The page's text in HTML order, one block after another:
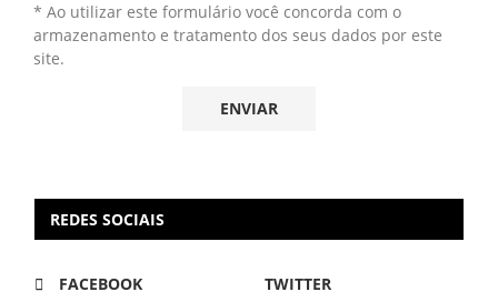
* Ao utilizar este formulário você concorda com o
armazenamento e tratamento dos seus dados por este
site.
REDES SOCIAIS
FACEBOOK
TWITTER